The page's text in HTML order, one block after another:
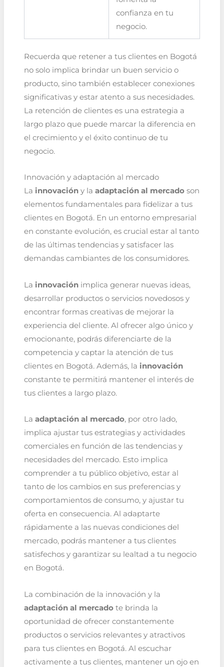
confianza en tu
negocio.
Recuerda que retener a tus clientes en Bogotá
no solo implica brindar un buen servicio o
producto, sino también establecer conexiones
significativas y estar atento a sus necesidades.
La retención de clientes es una estrategia a
largo plazo que puede marcar la diferencia en
el crecimiento y el éxito continuo de tu
negocio.
Innovación y adaptación al mercado
La innovacióny la adaptación al mercadoson
elementos fundamentales para fidelizar a tus
clientes en Bogotá. En un entorno empresarial
en constante evolución, es crucial estar al tanto
de las últimas tendencias y satisfacer las
demandas cambiantes de los consumidores.
La innovaciónimplica generar nuevas ideas,
desarrollar productos o servicios novedosos y
encontrar formas creativas de mejorar la
experiencia del cliente. Al ofrecer algo único y
emocionante, podrás diferenciarte de la
competencia y captar la atención de tus
clientes en Bogotá. Además, la innovación
constante te permitirá mantener el interés de
tus clientes a largo plazo.
La adaptación al mercado, por otro lado,
implica ajustar tus estrategias y actividades
comerciales en función de las tendencias y
necesidades del mercado. Esto implica
comprender a tu público objetivo, estar al
tanto de los cambios en sus preferencias y
comportamientos de consumo, y ajustar tu
oferta en consecuencia. Al adaptarte
rápidamente a las nuevas condiciones del
mercado, podrás mantener a tus clientes
satisfechos y garantizar su lealtad a tu negocio
en Bogotá.
La combinación de la innovación y la
adaptación al mercadote brinda la
oportunidad de ofrecer constantemente
productos o servicios relevantes y atractivos
para tus clientes en Bogotá. Al escuchar
activamente a tus clientes, mantener un ojo en